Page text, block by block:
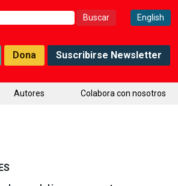
English
Dona Suscribirse Newsletter
Autores Colabora con nosotros